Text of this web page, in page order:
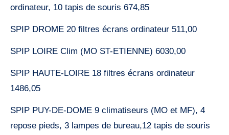
ordinateur, 10 tapis de souris 674,85
SPIP DROME 20 filtres écrans ordinateur 511,00
SPIP LOIRE Clim (MO ST-ETIENNE) 6030,00
SPIP HAUTE-LOIRE 18 filtres écrans ordinateur
1486,05
SPIP PUY-DE-DOME 9 climatiseurs (MO et MF), 4
repose pieds, 3 lampes de bureau,12 tapis de souris